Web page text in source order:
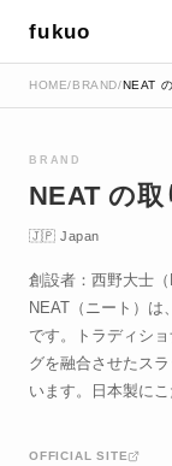
fukuo
HOME/BRAND/NEAT
BRAND
NEAT の
🇯🇵 Japan
創設者：西野大士（
NEAT（ニート）は
です。トラディシ
グを融合させたス
います。日本製に
OFFICIAL SITE